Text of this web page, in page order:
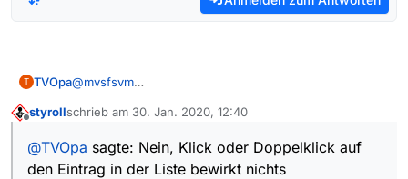
T TVOpa@mvsfsvm
bewirkt nichts,
styrollschrieb am 30. Jan. 2020, 12:40
zuletzt editiert von
@TVOpa sagte: Nein, Klick oder Doppelklick auf
den Eintrag in der Liste bewirkt nichts